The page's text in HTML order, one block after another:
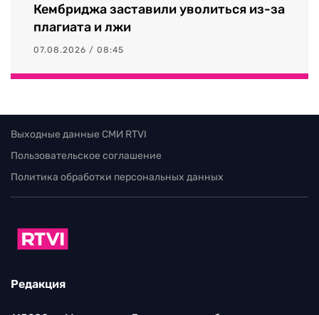
Кембриджа заставили уволиться из-за
плагиата и лжи
07.08.2026 / 08:45
Выходные данные СМИ RTVI
Пользовательское соглашение
Политика обработки персональных данных
Редакция